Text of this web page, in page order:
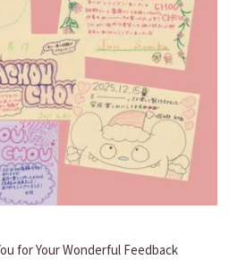
for Your Wonderful Feedback